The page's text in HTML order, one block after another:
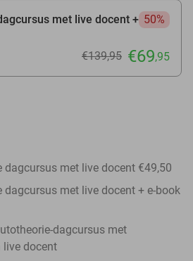
met live docent + 50%
€139,95 €69,95
dagcursus met live docent €49,50
dagcursus met live docent + e-book
dagcursus met
live docent